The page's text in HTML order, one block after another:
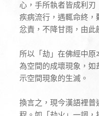
心，手所執者皆成利
疾病流行，遇輒命終
忿責，不降甘雨，由
所以「劫」在佛經中
為空間的成壞現象，
示空間現象的生滅。
換言之，現今漢語裡